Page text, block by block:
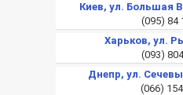
Киев, ул. Большая
(095) 84
Харьков, ул.
(093)
Днепр, ул.
(066)